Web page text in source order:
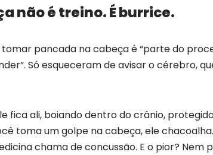
não é treino. É burrice.
pancada na cabeça é “parte do
Só esqueceram de avisar o cérebro,
fica ali, boiando dentro do crânio,
toma um golpe na cabeça, ele
chama de concussão. E o pior? Nem